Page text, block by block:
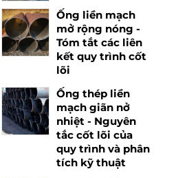
Ống liền mạch
mở rộng nóng -
Tóm tắt các liên
kết quy trình cốt
lõi
Ống thép liền
mạch giãn nở
nhiệt - Nguyên
tắc cốt lõi của
quy trình và phân
tích kỹ thuật